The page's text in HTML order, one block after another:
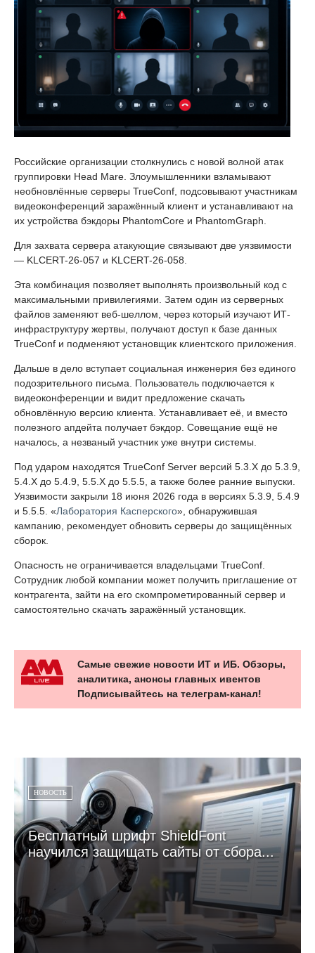
Российские организации столкнулись с новой волной атак
группировки Head Mare. Злоумышленники взламывают
необновлённые серверы TrueConf, подсовывают участникам
видеоконференций заражённый клиент и устанавливают на
их устройства бэкдоры PhantomCore и PhantomGraph.
Для захвата сервера атакующие связывают две уязвимости
— KLCERT-26-057 и KLCERT-26-058.
Эта комбинация позволяет выполнять произвольный код с
максимальными привилегиями. Затем один из серверных
файлов заменяют веб-шеллом, через который изучают ИТ-
инфраструктуру жертвы, получают доступ к базе данных
TrueConf и подменяют установщик клиентского приложения.
Дальше в дело вступает социальная инженерия без единого
подозрительного письма. Пользователь подключается к
видеоконференции и видит предложение скачать
обновлённую версию клиента. Устанавливает её, и вместо
полезного апдейта получает бэкдор. Совещание ещё не
началось, а незваный участник уже внутри системы.
Под ударом находятся TrueConf Server версий 5.3.X до 5.3.9,
5.4.X до 5.4.9, 5.5.X до 5.5.5, а также более ранние выпуски.
Уязвимости закрыли 18 июня 2026 года в версиях 5.3.9, 5.4.9
и 5.5.5. «Лаборатория Касперского», обнаружившая
кампанию, рекомендует обновить серверы до защищённых
сборок.
Опасность не ограничивается владельцами TrueConf.
Сотрудник любой компании может получить приглашение от
контрагента, зайти на его скомпрометированный сервер и
самостоятельно скачать заражённый установщик.
Самые свежие новости ИТ и ИБ. Обзоры,
аналитика, анонсы главных ивентов
Подписывайтесь на телеграм-канал!
НОВОСТЬ
Бесплатный шрифт ShieldFont
научился защищать сайты от сбора...